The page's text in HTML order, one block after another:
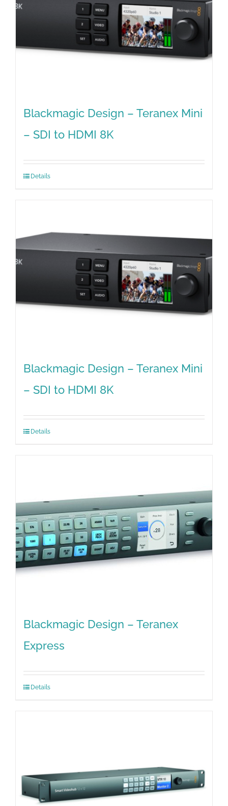
Blackmagic Design – Teranex Mini
– SDI to HDMI 8K
Details
Blackmagic Design – Teranex Mini
– SDI to HDMI 8K
Details
Blackmagic Design – Teranex
Express
Details